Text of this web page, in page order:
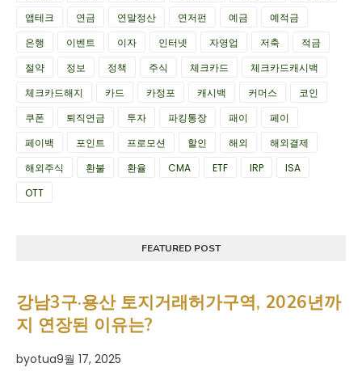
앱테크
연금 연말정산 연저펀 예금
예적금
은행
이벤트 이자 인터넷 자영업 저축
적금
절약
정보 정책 주식 체크카드
체크카드캐시백
체크카드해지
카드 카정포 캐시백 커머스
코인
쿠폰
퇴직연금 투자 파킹통장 패이
페이
페이백
포인트 프로모션 할인 해외
해외결제
해외주식
환불 환율 CMA ETF IRP
ISA
OTT
FEATURED POST
강남3구·용산 토지거래허가구역, 2026년까
지 연장된 이유는?
byotua9월 17, 2025